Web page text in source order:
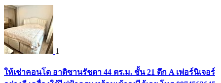
1
ให้เช่าคอนโด อาติซานรัชดา 44 ตร.ม. ชั้น 21 ตึก A เฟอร์นิเจอร์